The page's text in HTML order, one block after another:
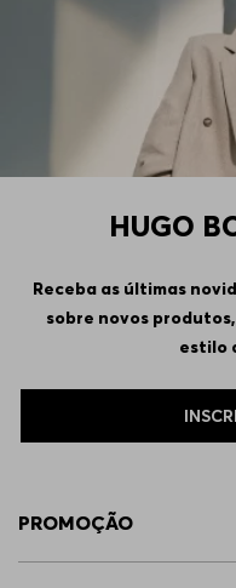
HUGO
Receba as últimas
sobre novos
estilo
PROMOÇÃO